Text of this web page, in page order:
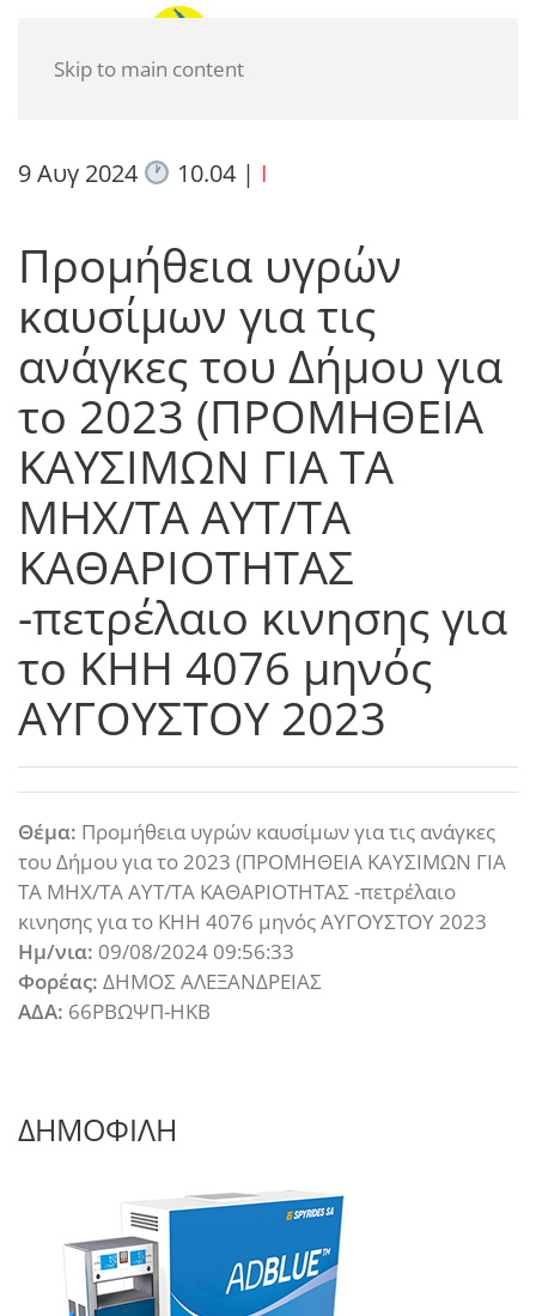
Skip to main content
9 Αυγ 2024 10.04| I
Προμήθεια υγρών
καυσίμων για τις
ανάγκες του Δήμου για
το 2023 (ΠΡΟΜΗΘΕΙΑ
ΚΑΥΣΙΜΩΝ ΓΙΑ ΤΑ
ΜΗΧ/ΤΑ ΑΥΤ/ΤΑ
ΚΑΘΑΡΙΟΤΗΤΑΣ
-πετρέλαιο κινησης για
το ΚΗΗ 4076 μηνός
ΑΥΓΟΥΣΤΟΥ 2023
Θέμα: Προμήθεια υγρών καυσίμων για τις ανάγκες
του Δήμου για το 2023 (ΠΡΟΜΗΘΕΙΑ ΚΑΥΣΙΜΩΝ ΓΙΑ
ΤΑ ΜΗΧ/ΤΑ ΑΥΤ/ΤΑ ΚΑΘΑΡΙΟΤΗΤΑΣ -πετρέλαιο
κινησης για το ΚΗΗ 4076 μηνός ΑΥΓΟΥΣΤΟΥ 2023
Ημ/νια: 09/08/2024 09:56:33
Φορέας: ΔΗΜΟΣ ΑΛΕΞΑΝΔΡΕΙΑΣ
ΑΔΑ: 66ΡΒΩΨΠ-ΗΚΒ
ΔΗΜΟΦΙΛΗ